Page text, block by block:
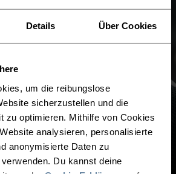
Details Über Cookies
um die reibungslose
sicherzustellen und die
zu optimieren. Mithilfe von Cookies
analysieren, personalisierte
anonymisierte Daten zu
Du kannst deine